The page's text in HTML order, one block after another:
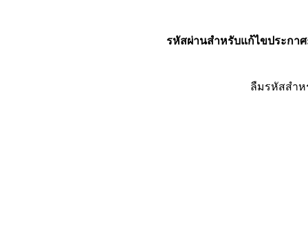
รหัสผ่านสำหรับแก้ไขประกาศ
ลืมรหัสสำ